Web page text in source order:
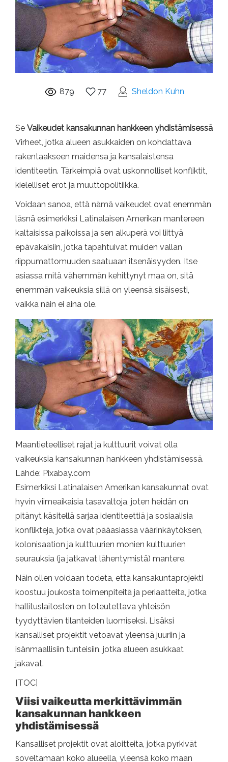
879 77 Sheldon Kuhn
Se Vaikeudet kansakunnan hankkeen yhdistämisessä
Virheet, jotka alueen asukkaiden on kohdattava
rakentaakseen maidensa ja kansalaistensa
identiteetin. Tärkeimpiä ovat uskonnolliset konfliktit,
kielelliset erot ja muuttopolitiikka.
Voidaan sanoa, että nämä vaikeudet ovat enemmän
läsnä esimerkiksi Latinalaisen Amerikan mantereen
kaltaisissa paikoissa ja sen alkuperä voi liittyä
epävakaisiin, jotka tapahtuivat muiden vallan
riippumattomuuden saatuaan itsenäisyyden. Itse
asiassa mitä vähemmän kehittynyt maa on, sitä
enemmän vaikeuksia sillä on yleensä sisäisesti,
vaikka näin ei aina ole.
Maantieteelliset rajat ja kulttuurit voivat olla
vaikeuksia kansakunnan hankkeen yhdistämisessä.
Lähde: Pixabay.com
Esimerkiksi Latinalaisen Amerikan kansakunnat ovat
hyvin viimeaikaisia ​​tasavaltoja, joten heidän on
pitänyt käsitellä sarjaa identiteettiä ja sosiaalisia
konflikteja, jotka ovat pääasiassa väärinkäytöksen,
kolonisaation ja kulttuurien monien kulttuurien
seurauksia (ja jatkavat lähentymistä) mantere.
Näin ollen voidaan todeta, että kansakuntaprojekti
koostuu joukosta toimenpiteitä ja periaatteita, jotka
hallituslaitosten on toteutettava yhteisön
tyydyttävien tilanteiden luomiseksi. Lisäksi
kansalliset projektit vetoavat yleensä juuriin ja
isänmaallisiin tunteisiin, jotka alueen asukkaat
jakavat.
[TOC]
Viisi vaikeutta merkittävimmän
kansakunnan hankkeen
yhdistämisessä
Kansalliset projektit ovat aloitteita, jotka pyrkivät
soveltamaan koko alueella, yleensä koko maan